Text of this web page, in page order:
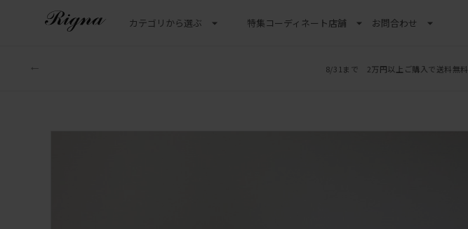
カテゴリから選ぶ 特集コーディネート店舗 お問合わせ
8/31まで 2万円以上ご購入で送料無料